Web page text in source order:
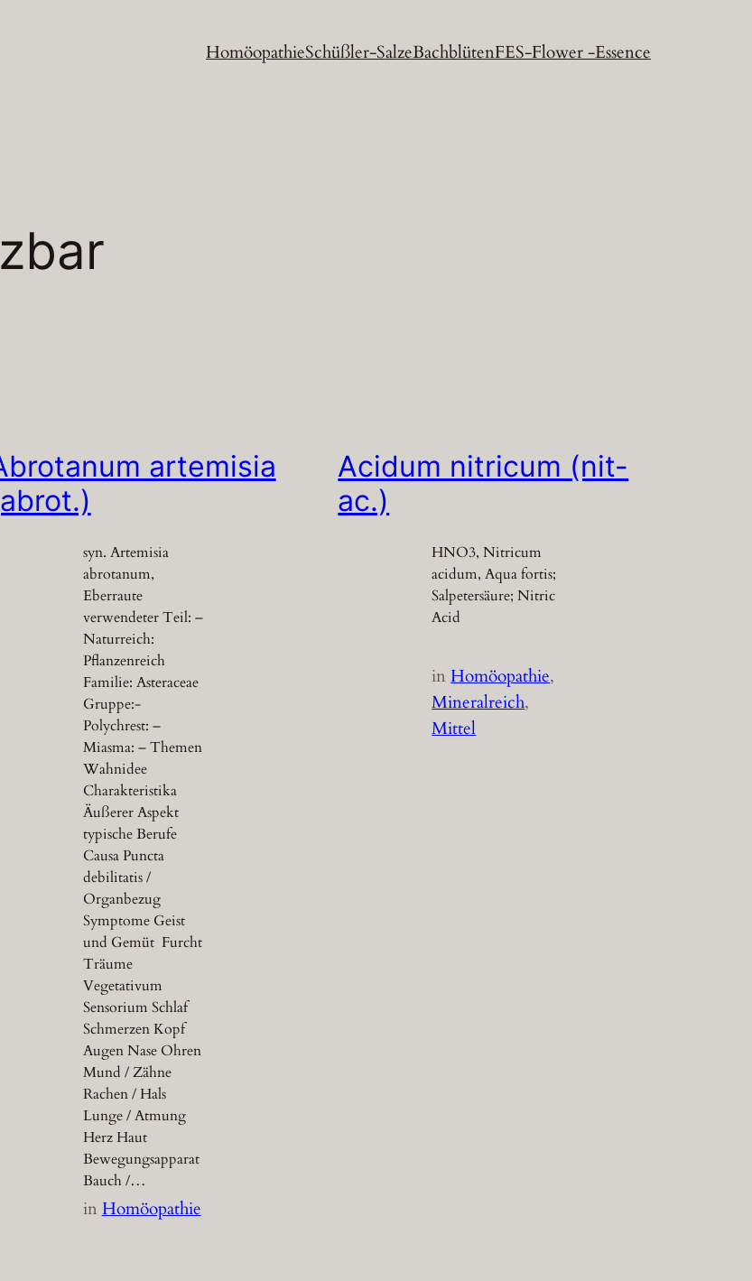
HomöopathieSchüßler-SalzeBachblütenFES-Flower -Essence
artemisia
syn. Artemisia
abrotanum,
Eberraute
verwendeter Teil: –
Naturreich:
Pflanzenreich
Familie: Asteraceae
Gruppe:-
Polychrest: –
Miasma: – Themen
Wahnidee
Charakteristika
Äußerer Aspekt
typische Berufe
Causa Puncta
debilitatis /
Organbezug
Symptome Geist
und Gemüt Furcht
Träume
Vegetativum
Sensorium Schlaf
Schmerzen Kopf
Augen Nase Ohren
Mund / Zähne
Rachen / Hals
Lunge / Atmung
Herz Haut
Bewegungsapparat
Bauch /…
inHomöopathie
Acidum nitricum (nit-
ac.)
HNO3, Nitricum
acidum, Aqua fortis;
Salpetersäure; Nitric
Acid
inHomöopathie
Mineralreich
Mittel